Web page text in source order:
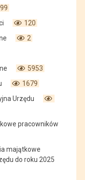
120
2
5953
1679
Urzędu
pracowników
majątkowe
do roku 2025